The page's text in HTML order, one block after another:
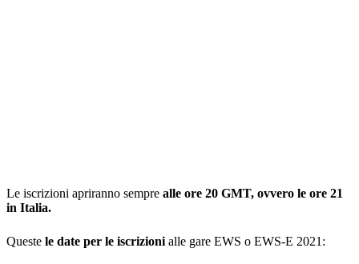
Le iscrizioni apriranno sempre alle ore 20 GMT, ovvero le ore 21
in Italia.
Queste le date per le iscrizionialle gare EWS o EWS-E 2021: